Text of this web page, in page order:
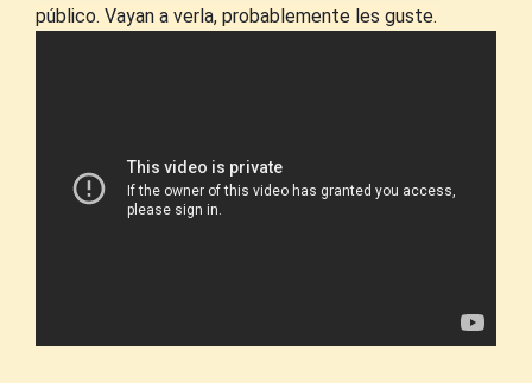
público. Vayan a verla, probablemente les guste.